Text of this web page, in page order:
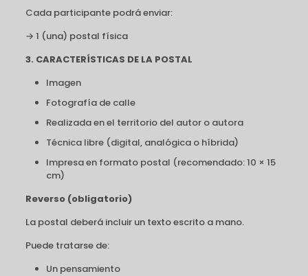
Cada participante podrá enviar:
→ 1 (una) postal física
3. CARACTERÍSTICAS DE LA POSTAL
Imagen
Fotografía de calle
Realizada en el territorio del autor o autora
Técnica libre (digital, analógica o híbrida)
Impresa en formato postal (recomendado: 10 × 15
cm)
Reverso (obligatorio)
La postal deberá incluir un texto escrito a mano.
Puede tratarse de:
Un pensamiento